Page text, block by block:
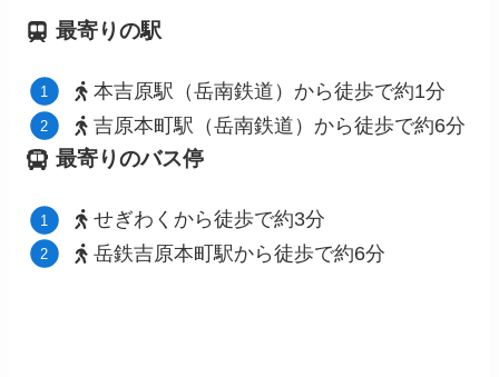
最寄りの駅
本吉原駅（岳南鉄道）から徒歩で約1分
吉原本町駅（岳南鉄道）から徒歩で約6分
最寄りのバス停
せぎわく から徒歩で約3分
岳鉄吉原本町駅から徒歩で約6分